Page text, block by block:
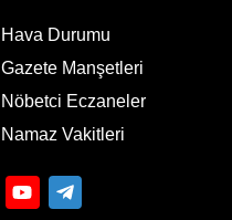
Hava Durumu
Gazete Manşetleri
Nöbetci Eczaneler
Namaz Vakitleri